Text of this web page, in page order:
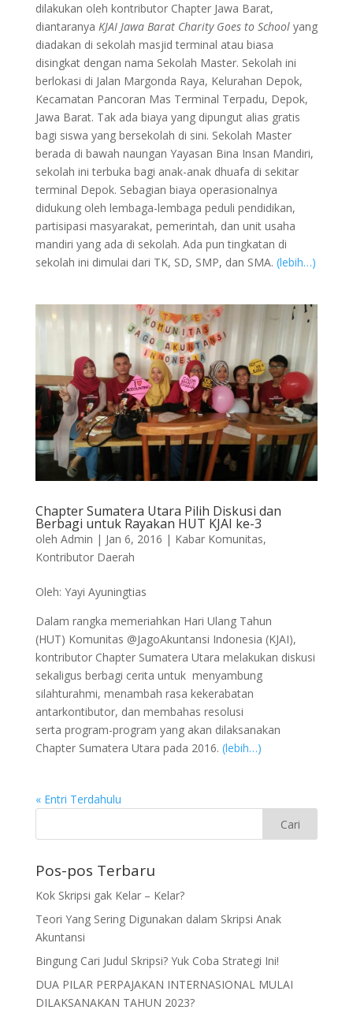
dilakukan oleh kontributor Chapter Jawa Barat,
diantaranya KJAI Jawa Barat Charity Goes to Schoolyang
diadakan di sekolah masjid terminal atau biasa
disingkat dengan nama Sekolah Master. Sekolah ini
berlokasi di Jalan Margonda Raya, Kelurahan Depok,
Kecamatan Pancoran Mas Terminal Terpadu, Depok,
Jawa Barat. Tak ada biaya yang dipungut alias gratis
bagi siswa yang bersekolah di sini. Sekolah Master
berada di bawah naungan Yayasan Bina Insan Mandiri,
sekolah ini terbuka bagi anak-anak dhuafa di sekitar
terminal Depok. Sebagian biaya operasionalnya
didukung oleh lembaga-lembaga peduli pendidikan,
partisipasi masyarakat, pemerintah, dan unit usaha
mandiri yang ada di sekolah. Ada pun tingkatan di
sekolah ini dimulai dari TK, SD, SMP, dan SMA. (lebih…)
Chapter Sumatera Utara Pilih Diskusi dan
Berbagi untuk Rayakan HUT KJAI ke-3
oleh Admin | Jan 6, 2016 | Kabar Komunitas,
Kontributor Daerah
Oleh: Yayi Ayuningtias
Dalam rangka memeriahkan Hari Ulang Tahun
(HUT) Komunitas @JagoAkuntansi Indonesia (KJAI),
kontributor Chapter Sumatera Utara melakukan diskusi
sekaligus berbagi cerita untuk menyambung
silahturahmi, menambah rasa kekerabatan
antarkontibutor, dan membahas resolusi
serta program-program yang akan dilaksanakan
Chapter Sumatera Utara pada 2016. (lebih…)
« Entri Terdahulu
Pos-pos Terbaru
Kok Skripsi gak Kelar – Kelar?
Teori Yang Sering Digunakan dalam Skripsi Anak
Akuntansi
Bingung Cari Judul Skripsi? Yuk Coba Strategi Ini!
DUA PILAR PERPAJAKAN INTERNASIONAL MULAI
DILAKSANAKAN TAHUN 2023?